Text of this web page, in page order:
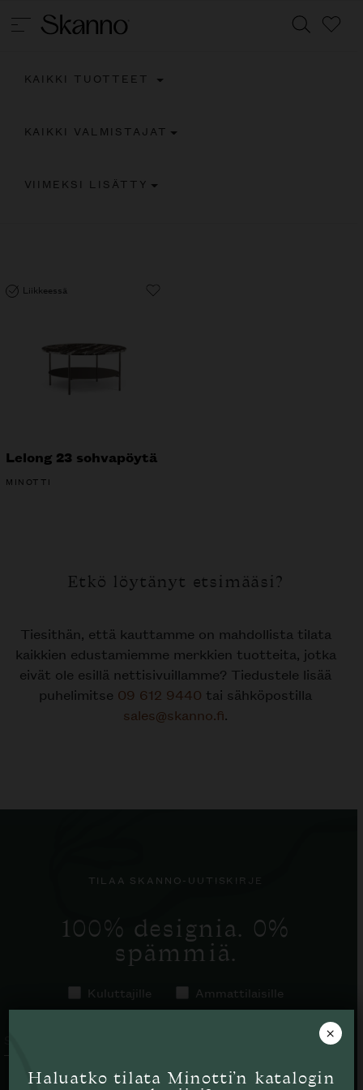
KAIKKI TUOTTEET
KAIKKI VALMISTAJAT
VIIMEKSI LISÄTTY
Liikkeessä
Lelong 23 sohvapöytä
MINOTTI
Etkö löytänyt etsimääsi?
Tiesithän, että kauttamme on mahdollista tilata
kaikkien edustamiemme merkkien tuotteita, jotka
eivät ole esillä nettisivuillamme? Tiedustele lisää
puhelimitse 09 612 9440 tai sähköpostilla
sales@skanno.fi.
TILAA SKANNO-UUTISKIRJE
100% designia. 0%
spämmiä.
Kuluttajille Ammattilaisille
TILAA
Haluatko tilata Minotti’n katalogin
×